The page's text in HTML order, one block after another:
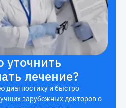
уточнить
лечение?
диагностику и быстро
зарубежных докторов о